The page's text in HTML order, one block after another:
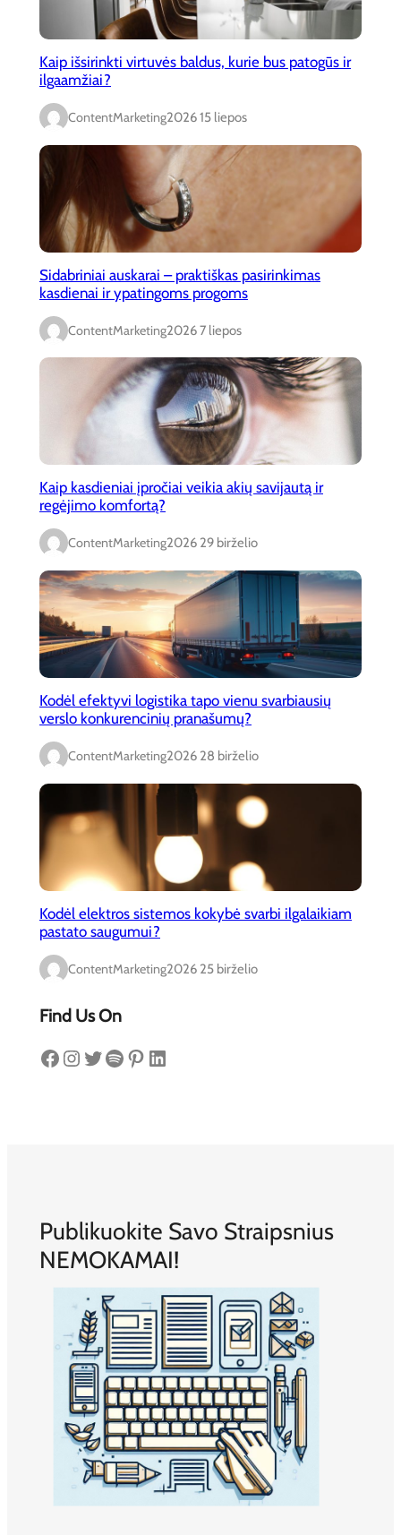
Kaip išsirinkti virtuvės baldus, kurie bus patogūs ir
ilgaamžiai?
ContentMarketing2026 15 liepos
Sidabriniai auskarai – praktiškas pasirinkimas
kasdienai ir ypatingoms progoms
ContentMarketing2026 7 liepos
Kaip kasdieniai įpročiai veikia akių savijautą ir
regėjimo komfortą?
ContentMarketing2026 29 birželio
Kodėl efektyvi logistika tapo vienu svarbiausių
verslo konkurencinių pranašumų?
ContentMarketing2026 28 birželio
Kodėl elektros sistemos kokybė svarbi ilgalaikiam
pastato saugumui?
ContentMarketing2026 25 birželio
Find Us On
Facebook Instagram Twitter Spotify Pinterest LinkedIn
Publikuokite Savo Straipsnius
NEMOKAMAI!